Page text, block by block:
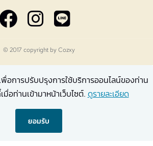
© 2017 copyright byCozxy
พื่อการปรับปรุงการใช้บริการออนไลน์ของท่าน
มื่อท่านเข้ามาหน้าเว็บไซต์. ดูรายละเอียด
ยอมรับ